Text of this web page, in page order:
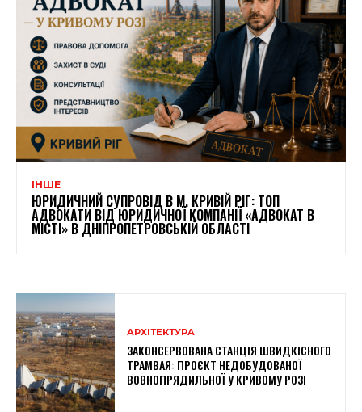
ІНШЕ
ЮРИДИЧНИЙ СУПРОВІД В М. КРИВІЙ РІГ: ТОП
АДВОКАТИ ВІД ЮРИДИЧНОЇ КОМПАНІЇ «АДВОКАТ В
МІСТІ» В ДНІПРОПЕТРОВСЬКІЙ ОБЛАСТІ
АРХІТЕКТУРА
ЗАКОНСЕРВОВАНА СТАНЦІЯ ШВИДКІСНОГО
ТРАМВАЯ: ПРОЄКТ НЕДОБУДОВАНОЇ
ВОВНОПРЯДИЛЬНОЇ У КРИВОМУ РОЗІ